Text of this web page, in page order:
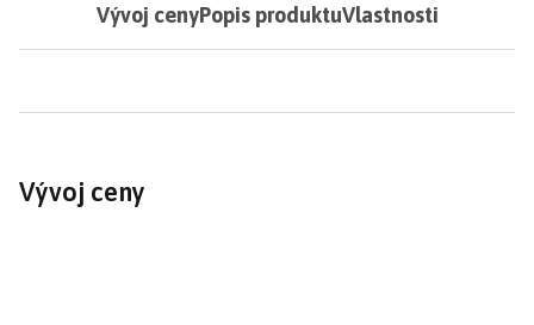
Vývoj cenyPopis produktuVlastnosti
Vývoj ceny